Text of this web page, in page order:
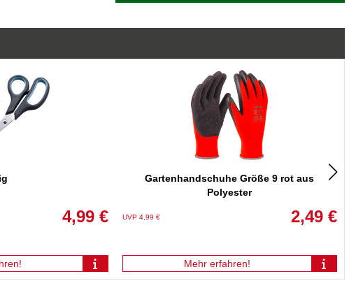
4,99 €
Gartenhandschuhe Größe 9 rot aus
Polyester
UVP 4,99 € 2,49 €
Mehr erfahren!